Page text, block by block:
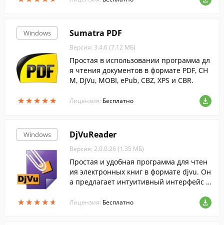
Windows
★★★★★
★★★★★
Sumatra PDF
Версия: 3.4.6 (7.12 МБ)
Простая в использовании программа дл
я чтения документов в формате PDF, CH
M, DjVu, MOBI, ePub, CBZ, XPS и CBR.
Лицензия: Бесплатно
Windows
★★★★★
★★★★★
DjVuReader
Версия: 2.0.0.26 (1.35 МБ)
Простая и удобная программа для чтен
ия электронных книг в формате djvu. Он
а предлагает интуитивный интерфейс с
ражения страниц....
Лицензия: Бесплатно